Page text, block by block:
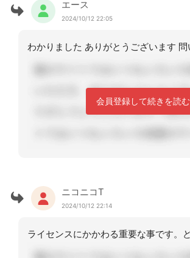
エース
2024/10/12 22:05
会員登録して続きを読む
ニコニコT
2024/10/12 22:14